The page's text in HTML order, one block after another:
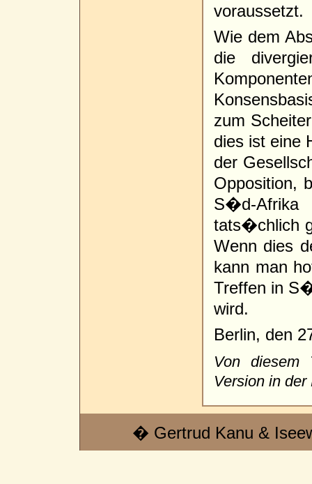
voraussetzt.
Wie dem
die
zum
dies ist eine
der
Opposition,
S�d-
tats�chlich
Wenn dies
kann man
Treffen in
wird.
Berlin, den
Von diesem
Version in
� Gertrud Kanu &